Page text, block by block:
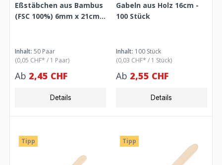
Eßstäbchen aus Bambus
(FSC 100%) 6mm x 21cm
Inhalt:50 Paar
(0,05 CHF* / 1 Paar)
Ab 2,45 CHF
Details
Gabeln aus Holz 16cm -
100 Stück
Inhalt: 100 Stück
(0,03 CHF* / 1 Stück)
Ab 2,55 CHF
Details
Tipp Tipp